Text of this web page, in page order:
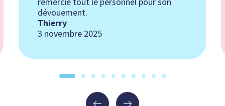
dévouement.
Thierry
3 novembre 2025